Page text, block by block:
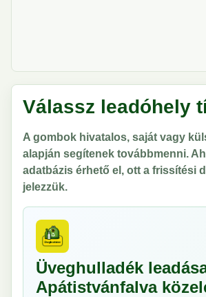
Válassz leadóhely
A gombok hivatalos, saját vagy
alapján segítenek továbbmenni.
adatbázis érhető el, ott a frissítési
jelezzük.
Üveghulladék
Apátistvánfalva